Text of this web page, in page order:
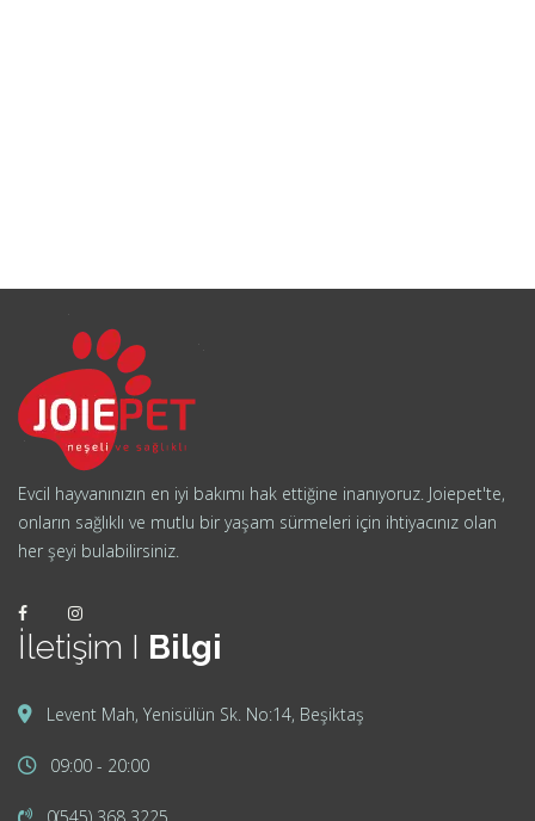
Evcil hayvanınızın en iyi bakımı hak ettiğine inanıyoruz. Joiepet'te,
onların sağlıklı ve mutlu bir yaşam sürmeleri için ihtiyacınız olan
her şeyi bulabilirsiniz.
İletişim I Bilgi
Levent Mah, Yenisülün Sk. No:14, Beşiktaş
09:00 - 20:00